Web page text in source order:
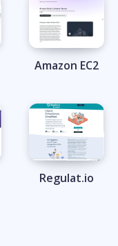
Amazon EC2
Regulat.io